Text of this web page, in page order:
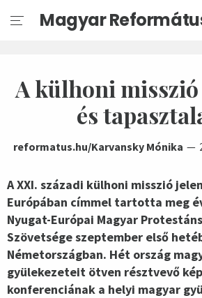
Magyar
A külhoni
és
reformatus.hu/Karvansky Mónika
A XXI. századi külhoni misszió
Európában címmel tartotta meg
Nyugat-Európai Magyar
Szövetsége szeptember első
Németországban. Hét ország
gyülekezeteit ötven résztvevő
konferenciának a helyi magyar